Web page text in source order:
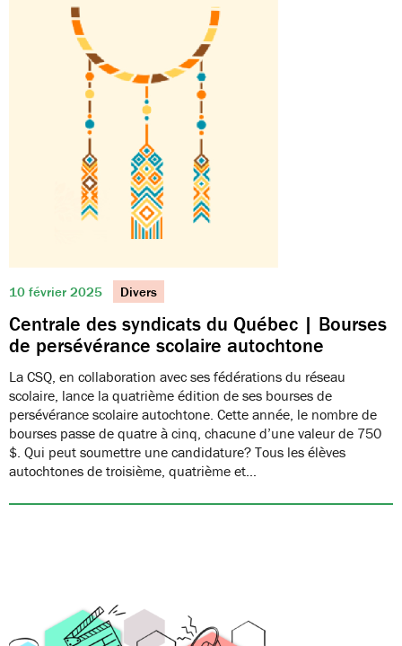
10 février 2025 Divers
Centrale des syndicats du Québec | Bourses
de persévérance scolaire autochtone
La CSQ, en collaboration avec ses fédérations du réseau
scolaire, lance la quatrième édition de ses bourses de
persévérance scolaire autochtone. Cette année, le nombre de
bourses passe de quatre à cinq, chacune d’une valeur de 750
$. Qui peut soumettre une candidature? Tous les élèves
autochtones de troisième, quatrième et…